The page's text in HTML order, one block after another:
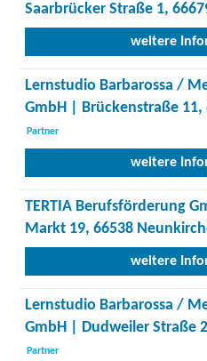
Saarbrücker Straße 1,
weitere
Lernstudio Barbarossa /
GmbH | Brückenstraße
Partner
weitere
TERTIA Berufsförderung
Markt 19, 66538
weitere
Lernstudio Barbarossa /
GmbH | Dudweiler Straße
Partner